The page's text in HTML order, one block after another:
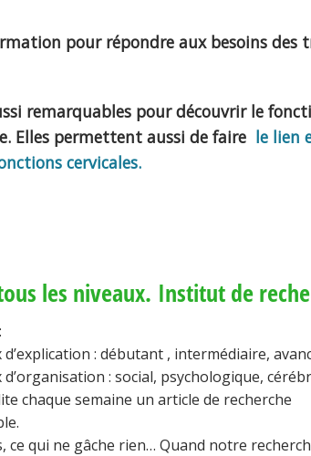
pour répondre aux besoins
remarquables pour découvrir le
Elles permettent aussi de faire le lien
cervicales.
les niveaux. Institut de
: débutant , intermédiaire,
: social, psychologique,
chaque semaine un article de recherche
ce qui ne gâche rien… Quand notre